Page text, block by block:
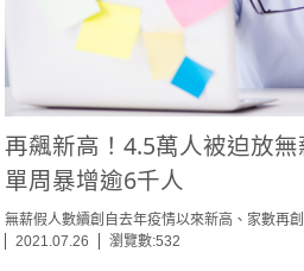
再飆新高！4.5萬人被迫放
單周暴增逾6千人
無薪假人數續創自去年疫情以來新高、家數再
2021.07.26
瀏覽數:532